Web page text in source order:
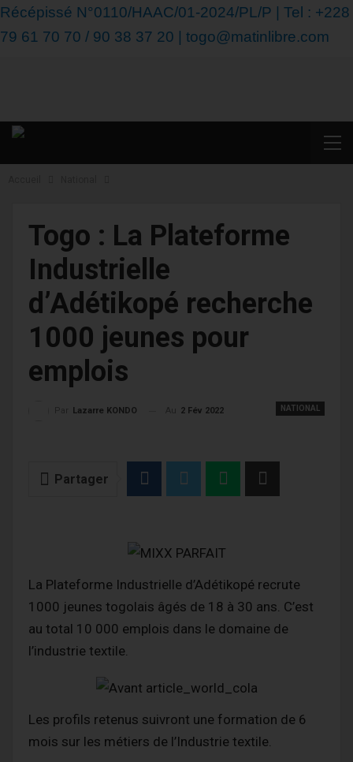
Récépissé N°0110/HAAC/01-2024/PL/P | Tel : +228
79 61 70 70 / 90 38 37 20 | togo@matinlibre.com
Togo : La Plateforme
Industrielle
d’Adétikopé recherche
1000 jeunes pour
emplois
NATIONAL
Lazarre KONDO 2 Fév 2022
Partager
La Plateforme Industrielle d’Adétikopé recrute
1000 jeunes togolais âgés de 18 à 30 ans. C’est
au total 10 000 emplois dans le domaine de
l’industrie textile.
Les profils retenus suivront une formation de 6
mois sur les métiers de l’Industrie textile.